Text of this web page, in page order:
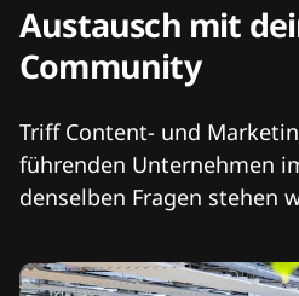
Austausch mit
Community
Triff Content- und
führenden Unternehmen
denselben Fragen stehen